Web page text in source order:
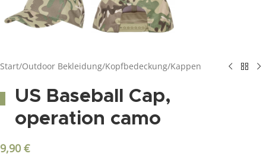
Start/Outdoor Bekleidung/Kopfbedeckung/Kappen
US Baseball Cap,
operation camo
9,90 €